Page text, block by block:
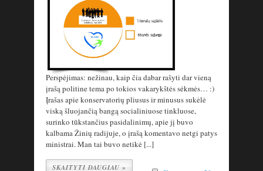
Perspėjimas: nežinau, kaip čia dabar rašyti dar vieną
įrašą politine tema po tokios vakarykštės sėkmės… :)
Įrašas apie konservatorių pliusus ir minusus sukėlė
viską šluojančią bangą socialiniuose tinkluose,
surinko tūkstančius pasidalinimų, apie jį buvo
kalbama Žinių radijuje, o įrašą komentavo netgi patys
ministrai. Man tai buvo netikė [...]
SKAITYTI DAUGIAU »